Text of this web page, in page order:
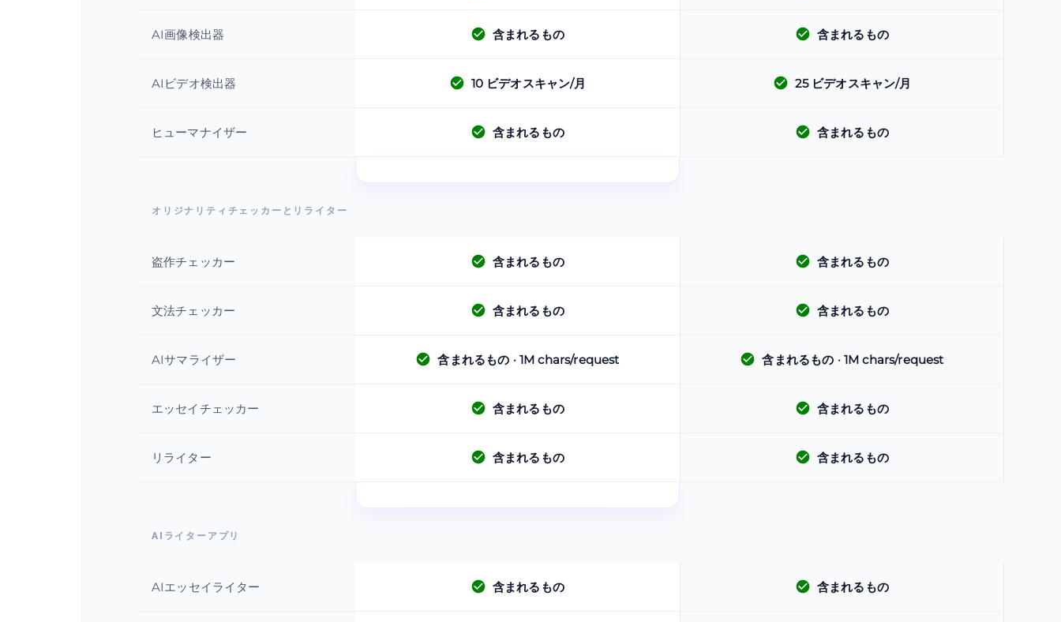
AI画像検出器 含まれるもの 含まれるもの
AIビデオ検出器 10 ビデオスキャン/月 25 ビデオスキャン/月
ヒューマナイザー 含まれるもの 含まれるもの
オリジナリティチェッカーとリライター
盗作チェッカー 含まれるもの 含まれるもの
文法チェッカー 含まれるもの 含まれるもの
AIサマライザー 含まれるもの · 1M chars/request 含まれるもの · 1M chars/request
エッセイチェッカー 含まれるもの 含まれるもの
リライター 含まれるもの 含まれるもの
AIライターアプリ
AIエッセイライター 含まれるもの 含まれるもの